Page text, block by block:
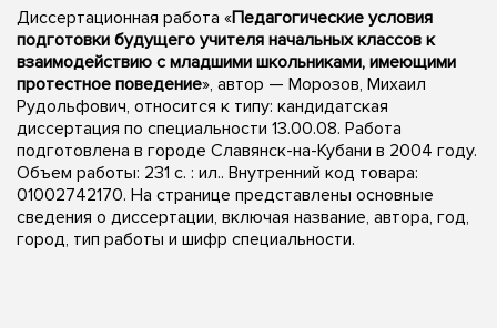
Диссертационная работа «Педагогические условия
подготовки будущего учителя начальных классов к
взаимодействию с младшими школьниками, имеющими
протестное поведение», автор — Морозов, Михаил
Рудольфович, относится к типу: кандидатская
диссертация по специальности 13.00.08. Работа
подготовлена в городе Славянск-на-Кубани в 2004 году.
Объем работы: 231 с. : ил.. Внутренний код товара:
01002742170. На странице представлены основные
сведения о диссертации, включая название, автора, год,
город, тип работы и шифр специальности.